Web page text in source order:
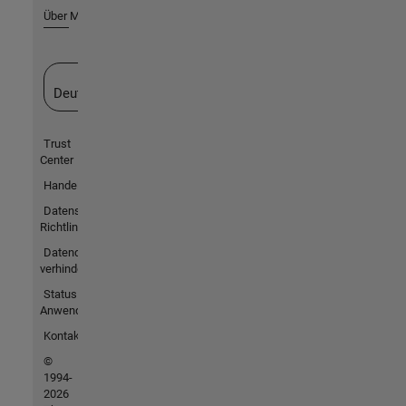
Über MathWorks
Deutschland
Trust
Center
Handelsmarken
Datenschutz-
Richtlinien
Datendiebstahl
verhindern
Status von
Anwendungen
Kontakt
©
1994-
2026